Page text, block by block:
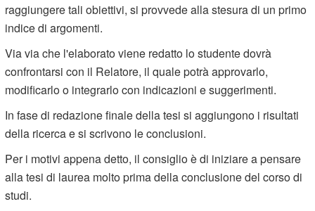
raggiungere tali obiettivi, si provvede alla stesura di un primo
indice di argomenti.
Via via che l'elaborato viene redatto lo studente dovrà
confrontarsi con il Relatore, il quale potrà approvarlo,
modificarlo o integrarlo con indicazioni e suggerimenti.
In fase di redazione finale della tesi si aggiungono i risultati
della ricerca e si scrivono le conclusioni.
Per i motivi appena detto, il consiglio è di iniziare a pensare
alla tesi di laurea molto prima della conclusione del corso di
studi.